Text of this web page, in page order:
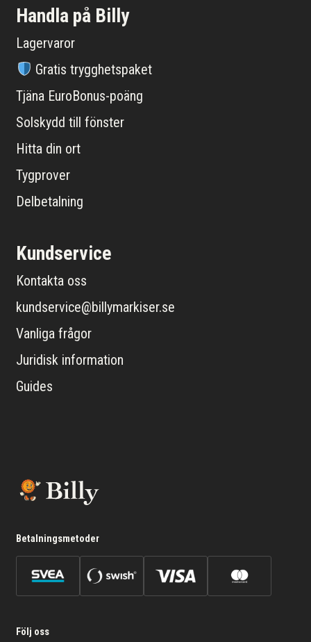
Handla på Billy
Lagervaror
Gratis trygghetspaket
Tjäna EuroBonus-poäng
Solskydd till fönster
Hitta din ort
Tygprover
Delbetalning
Kundservice
Kontakta oss
kundservice@billymarkiser.se
Vanliga frågor
Juridisk information
Guides
Betalningsmetoder
Följ oss